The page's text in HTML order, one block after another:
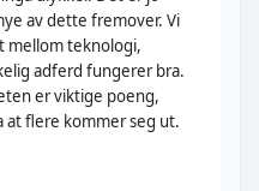
av dette fremover. Vi
mellom teknologi,
adferd fungerer bra.
er viktige poeng,
at flere kommer seg ut.